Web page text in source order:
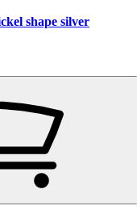
shape silver